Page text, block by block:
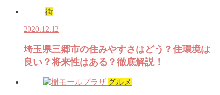
街
2020.12.12
埼玉県三郷市の住みやすさはどう？住環境は
良い？将来性はある？徹底解説！
グルメ